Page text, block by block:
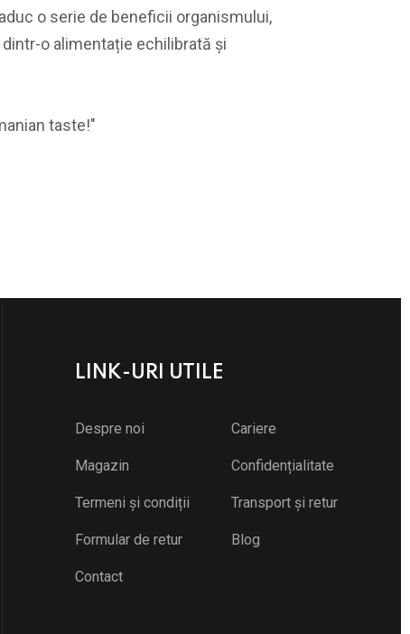
o serie de beneficii organismului,
o alimentație echilibrată și
taste!"
LINK-URI UTILE
Despre noi Cariere
Magazin Confidențialitate
Termeni și condiții Transport și retur
Formular de retur Blog
Contact